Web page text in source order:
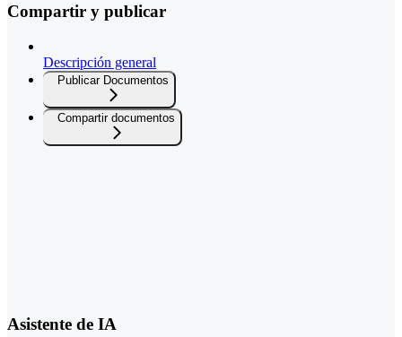
Compartir y publicar
Descripción general
Publicar Documentos
Compartir documentos
Asistente de IA